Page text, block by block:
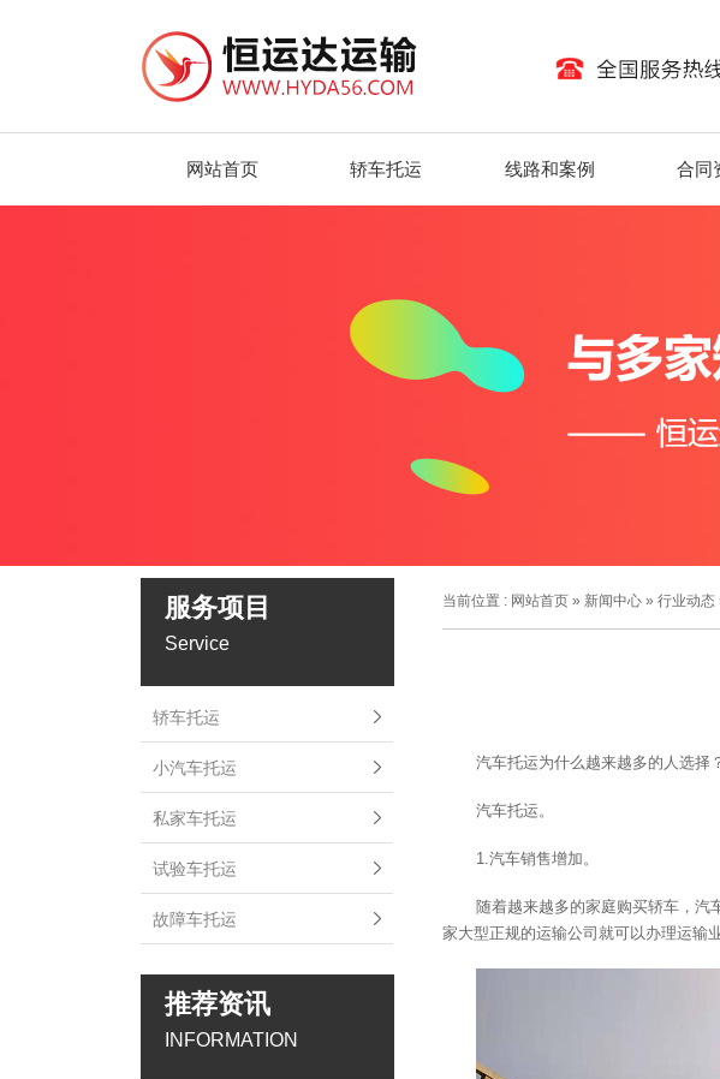
网站首页 轿车托运 线路和案例 合同
服务项目
Service
轿车托运
小汽车托运
私家车托运
试验车托运
故障车托运
推荐资讯
INFORMATION
当前位置 : 网站首页 » 新闻中心 » 行业动态
汽车托运为什么越来越多的人选择
汽车托运。
1.汽车销售增加。
随着越来越多的家庭购买轿车，汽
家大型正规的运输公司就可以办理运输业